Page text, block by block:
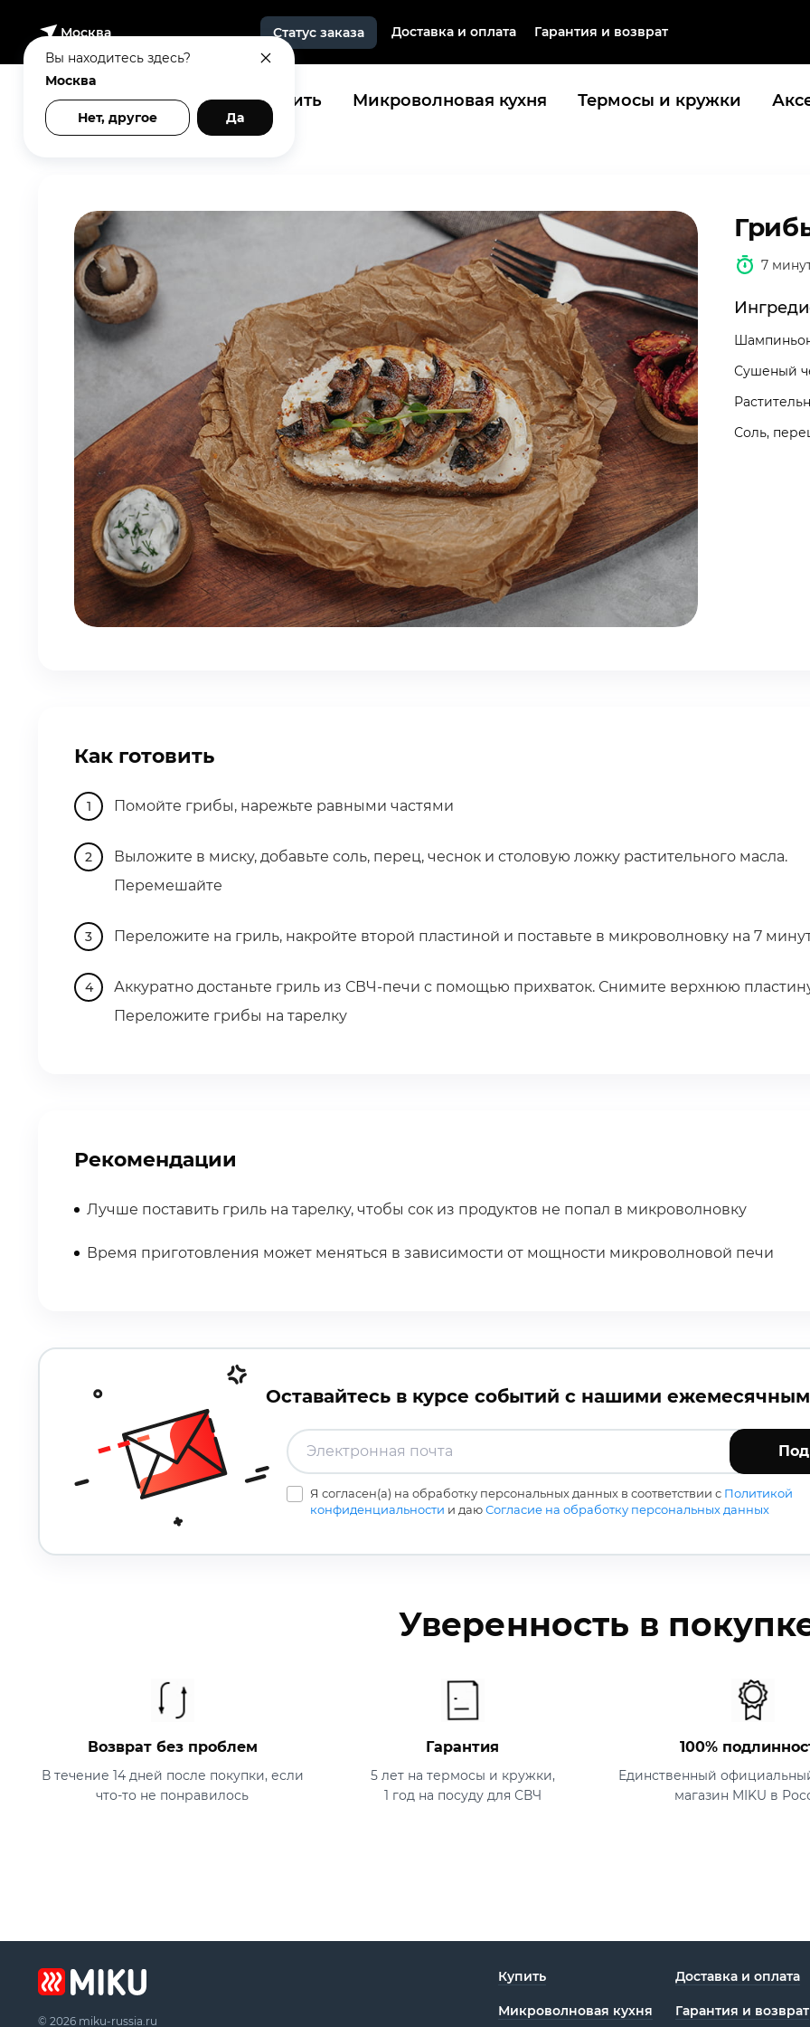
Вы находитесь здесь?
Москва
Нет, другое Да
Москва Доставка и оплата Гарантия и возврат
Статус заказа
Купить Микроволновая кухня Термосы и кружки
7
Сушеный
Соль,
Как готовить
Помойте грибы, нарежьте равными частями
Выложите в миску, добавьте соль, перец, чеснок и столовую ложку растительного масла.
Перемешайте
Переложите на гриль, накройте второй пластиной и поставьте в микроволновку на 7
Аккуратно достаньте гриль из СВЧ-печи с помощью прихваток. Снимите верхнюю
Переложите грибы на тарелку
Рекомендации
Лучше поставить гриль на тарелку, чтобы сок из продуктов не попал в микроволновку
Время приготовления может меняться в зависимости от мощности микроволновой печи
Оставайтесь в курсе событий с нашими
Я согласен(а) на обработку персональных данных в соответствии с Политикой
конфиденциальности и даюСогласие на обработку персональных данных
Уверенность в
Возврат без проблем
В течение 14 дней после покупки, если
что-то не понравилось
Гарантия
5 лет на термосы и кружки,
1 год на посуду для СВЧ
100%
Единственный
магазин MIKU в
Купить
Микроволновая кухня
Доставка и оплата
Гарантия и возврат
© 2026 miku-russia.ru